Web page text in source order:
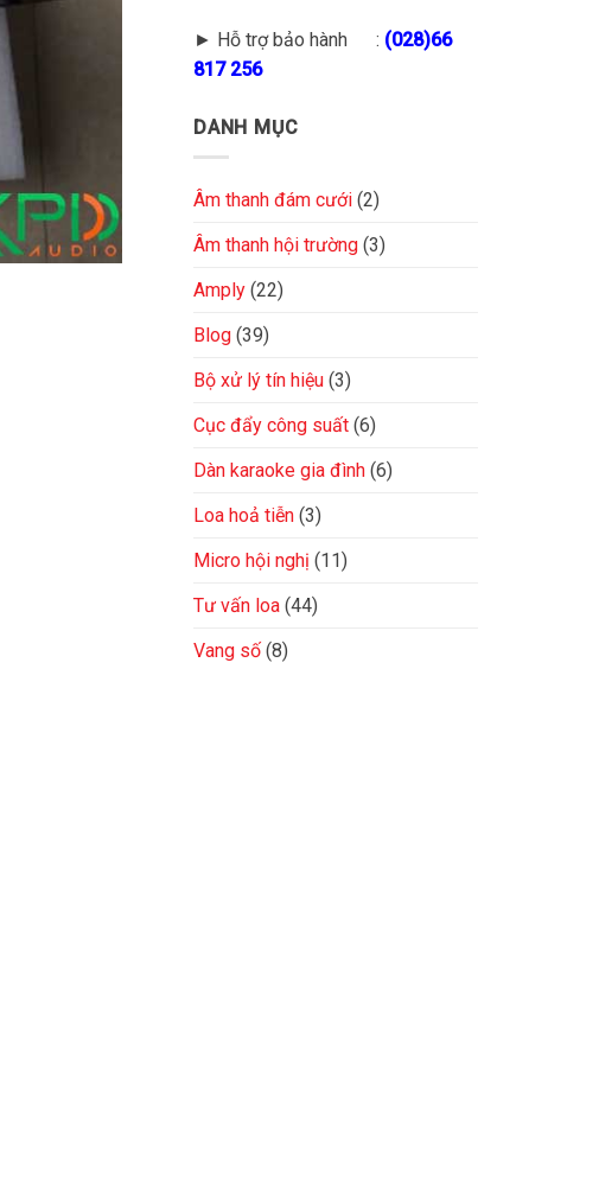
► Hỗ trợ bảo hành : (028)66
817 256
DANH MỤC
Âm thanh đám cưới (2)
Âm thanh hội trường (3)
Amply (22)
Blog (39)
Bộ xử lý tín hiệu (3)
Cục đẩy công suất (6)
Dàn karaoke gia đình (6)
Loa hoả tiễn (3)
Micro hội nghị (11)
Tư vấn loa (44)
Vang số (8)